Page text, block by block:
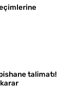
talimatı!